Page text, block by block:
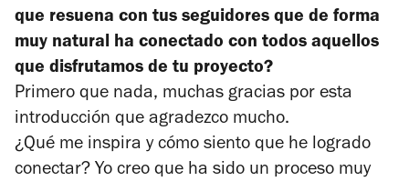
que resuena con tus seguidores que de forma
muy natural ha conectado con todos aquellos
que disfrutamos de tu proyecto?
Primero que nada, muchas gracias por esta
introducción que agradezco mucho.
¿Qué me inspira y cómo siento que he logrado
conectar? Yo creo que ha sido un proceso muy